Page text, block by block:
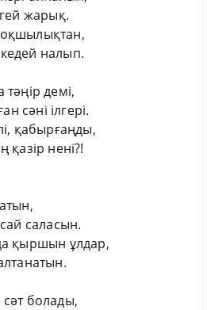
жарық.
налып.
демі,
сәні ілгері.
қабырғаңды,
қазір нені?!
саласын.
қыршын ұлдар,
болады,